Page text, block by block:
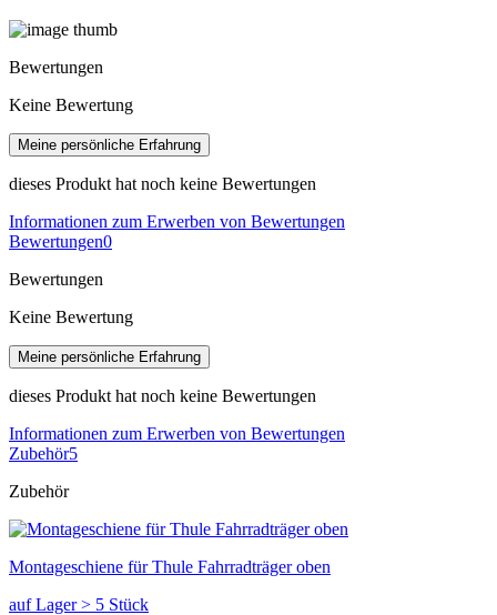
Bewertungen
Keine Bewertung
Meine persönliche Erfahrung
dieses Produkt hat noch keine Bewertungen
Informationen zum Erwerben von Bewertungen
Bewertungen0
Bewertungen
Keine Bewertung
Meine persönliche Erfahrung
dieses Produkt hat noch keine Bewertungen
Informationen zum Erwerben von Bewertungen
Zubehör5
Zubehör
Montageschiene für Thule Fahrradträger oben
auf Lager > 5 Stück